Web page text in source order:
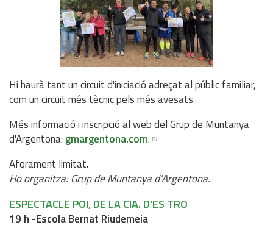
Hi haurà tant un circuit d'iniciació adreçat al públic familiar,
com un circuit més tècnic pels més avesats.
Més informació i inscripció al web del Grup de Muntanya
d'Argentona: gmargentona.com.
Aforament limitat.
Ho organitza: Grup de Muntanya d'Argentona.
ESPECTACLE POI, DE LA CIA. D'ES TRO
19 h -Escola Bernat Riudemeia